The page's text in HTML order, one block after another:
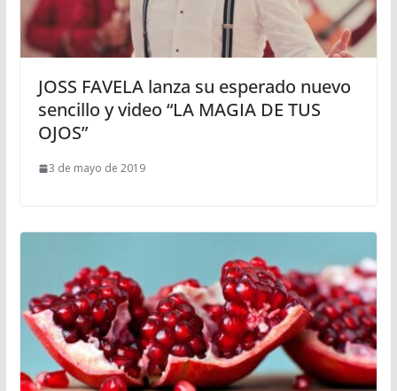
JOSS FAVELA lanza su esperado nuevo
sencillo y video “LA MAGIA DE TUS
OJOS”
3 de mayo de 2019